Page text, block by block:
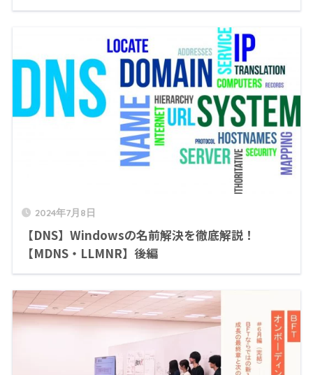
2024年7月8日
【DNS】Windowsの名前解決を徹底解説！
【MDNS・LLMNR】後編